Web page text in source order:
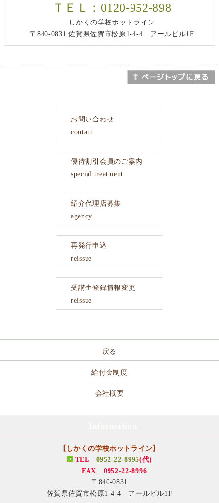
ＴＥＬ：0120-952-898
しかくの学校ホットライン
〒840-0831 佐賀県佐賀市松原1-4-4 アールビル1F
お問い合わせ
contact
優待割引会員のご案内
special treatment
紹介代理店募集
agency
再発行申込
reissue
受講生登録情報変更
reissue
戻る
給付金制度
会社概要
【しかくの学校ホットライン】
TEL 0952-22-8995(代)
FAX 0952-22-8996
〒840-0831
佐賀県佐賀市松原1-4-4 アールビル1F